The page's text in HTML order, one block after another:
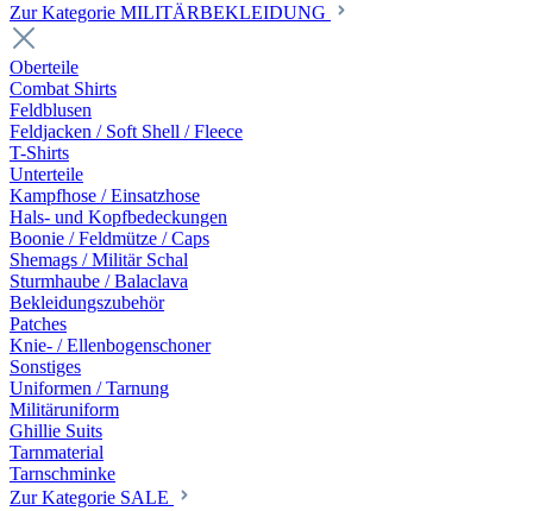
Zur Kategorie MILITÄRBEKLEIDUNG
Oberteile
Combat Shirts
Feldblusen
Feldjacken / Soft Shell / Fleece
T-Shirts
Unterteile
Kampfhose / Einsatzhose
Hals- und Kopfbedeckungen
Boonie / Feldmütze / Caps
Shemags / Militär Schal
Sturmhaube / Balaclava
Bekleidungszubehör
Patches
Knie- / Ellenbogenschoner
Sonstiges
Uniformen / Tarnung
Militäruniform
Ghillie Suits
Tarnmaterial
Tarnschminke
Zur Kategorie SALE